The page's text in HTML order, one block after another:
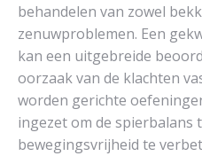
behandelen van zowel
zenuwproblemen. Een
kan een uitgebreide
oorzaak van de klachten
worden gerichte
ingezet om de spierbalans
bewegingsvrijheid te